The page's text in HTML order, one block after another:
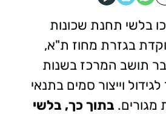
בלשי תחנת שכונות
בגזרת מחוז ת"א,
תושב המרכז בשנות
לגידול וייצור סמים בתנאי
מגורים. בתוך כך, בלשי